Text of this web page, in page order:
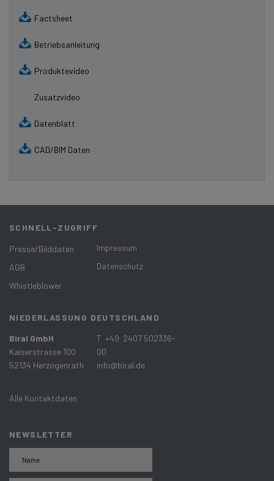
Factsheet
Betriebsanleitung
Produktevideo
Zusatzvideo
Datenblatt
CAD/BIM Daten
SCHNELL-ZUGRIFF
Presse/Bilddaten
AGB
Whistleblower
Impressum
Datenschutz
NIEDERLASSUNG DEUTSCHLAND
Biral GmbH
Kaiserstrasse 100
52134 Herzogenrath
Alle Kontaktdaten
T +49 2407 502336-
00
info@biral.de
NEWSLETTER